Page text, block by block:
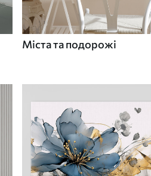
Міста та подорожі